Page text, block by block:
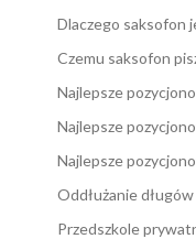
Dlaczego saksofon
Czemu saksofon
Najlepsze
Najlepsze
Najlepsze
Oddłużanie
Przedszkole